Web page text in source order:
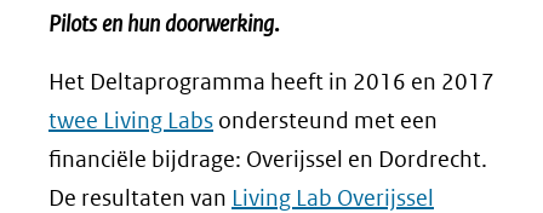
Pilots en hun doorwerking.
Het Deltaprogramma heeft in 2016 en 2017
twee Living Labs ondersteund met een
financiële bijdrage: Overijssel en Dordrecht.
De resultaten van Living Lab Overijssel